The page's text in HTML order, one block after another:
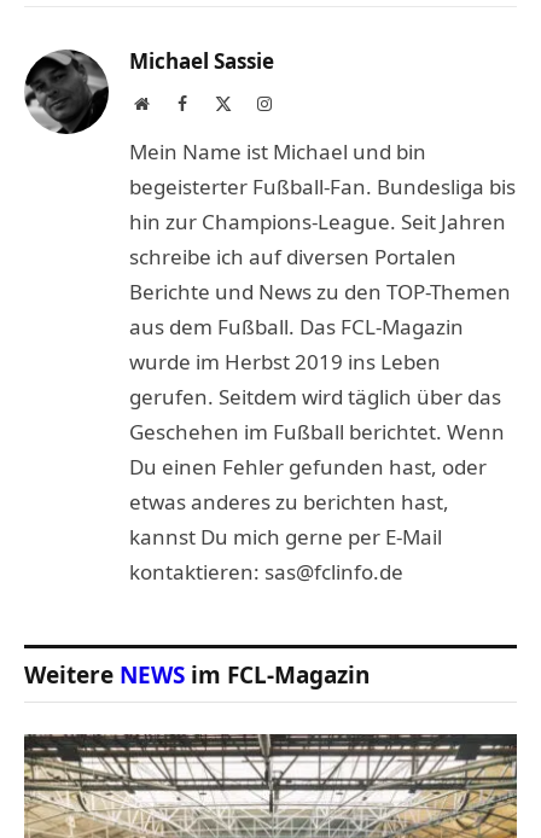
Michael Sassie
WebsiteFacebook Instagram
Mein Name ist Michael und bin
begeisterter Fußball-Fan. Bundesliga bis
hin zur Champions-League. Seit Jahren
schreibe ich auf diversen Portalen
Berichte und News zu den TOP-Themen
aus dem Fußball. Das FCL-Magazin
wurde im Herbst 2019 ins Leben
gerufen. Seitdem wird täglich über das
Geschehen im Fußball berichtet. Wenn
Du einen Fehler gefunden hast, oder
etwas anderes zu berichten hast,
kannst Du mich gerne per E-Mail
kontaktieren: sas@fclinfo.de
Weitere NEWS im FCL-Magazin